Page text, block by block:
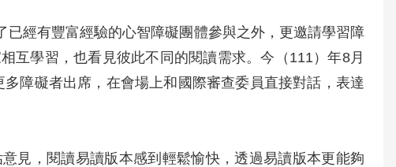
經有豐富經驗的心智障礙團體參與之外，更邀請學習障
互學習，也看見彼此不同的閱讀需求。今（111）年8月
障礙者出席，在會場上和國際審查委員直接對話，表達
見，閱讀易讀版本感到輕鬆愉快，透過易讀版本更能夠